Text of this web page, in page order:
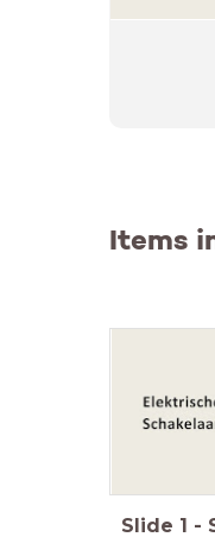
Items
Slide 1 -